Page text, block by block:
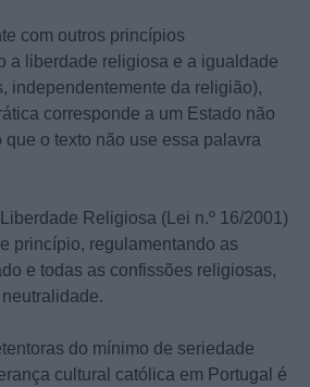
com outros princípios
a liberdade religiosa e a igualdade
independentemente da religião),
corresponde a um Estado não
o texto não use essa palavra
Religiosa (Lei n.º 16/2001)
princípio, regulamentando as
e todas as confissões religiosas,
do mínimo de seriedade
cultural católica em Portugal é